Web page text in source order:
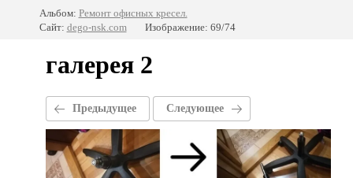
Альбом: Ремонт офисных кресел.
Сайт: dego-nsk.com Изображение: 69/74
галерея 2
Предыдущее Следующее